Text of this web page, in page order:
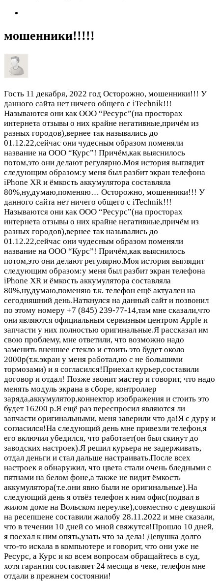
мошенники!!!!!
Гость 11 декабря, 2022 год Осторожно, мошенники!!! У
данного сайта нет ничего общего с iTechnik!!!
Называются они как ООО “Ресурс”(на просторах
интернета отзывы о них крайне негативные,причём из
разных городов),вернее так назывались до
01.12.22,сейчас они чудесным образом поменяли
название на ООО “Курс”! Причём,как выяснилось
потом,это они делают регулярно.Моя история выглядит
следующим образом:у меня был разбит экран телефона
iPhone XR и ёмкость аккумулятора составляла
80%,ну,думаю,поменяю… Осторожно, мошенники!!! У
данного сайта нет ничего общего с iTechnik!!!
Называются они как ООО “Ресурс”(на просторах
интернета отзывы о них крайне негативные,причём из
разных городов),вернее так назывались до
01.12.22,сейчас они чудесным образом поменяли
название на ООО “Курс”! Причём,как выяснилось
потом,это они делают регулярно.Моя история выглядит
следующим образом:у меня был разбит экран телефона
iPhone XR и ёмкость аккумулятора составляла
80%,ну,думаю,поменяю т.к. телефон ещё актуален на
сегодняшний день.Наткнулся на данный сайт и позвонил
по этому номеру +7 (845) 239-77-14,там мне сказали,что
они являются официальным сервизным центром Apple и
запчасти у них полностью оригинальные.Я рассказал им
свою проблему, мне ответили, что возможно надо
заменить внешнее стекло и стоить это будет около
2000р(т.к.экран у меня работал,но с не большими
тормозами) и я согласился!Приехал курьер,составили
договор и отдал! Позже звонит мастер и говорит, что надо
менять модуль экрана в сборе, контроллер
заряда,аккумулятор,коннектор изображения и стоить это
будет 16200 р.Я ещё раз переспросил являются ли
запчасти оригинальными, меня заверили что да!Я с дуру и
согласился!На следующий день мне привезли телефон,я
его включил убедился, что работает(он был скинут до
заводских настроек).Я решил курьера не задерживать,
отдал деньги и стал дальше настраивать.После всех
настроек я обнаружил, что цвета стали очень бледными с
пятнами на белом фоне,а также не видит ёмкость
аккумулятора(т.е.они явно были не оригинальные).На
следующий день я отвёз телефон к ним офис(подвал в
жилом доме на Вольском переулке),совместно с девушкой
на ресепшене составили жалобу 28.11.2022 и мне сказали,
что в течении 10 дней со мной свяжутся!Прошло 10 дней,
я поехал к ним опять,узать что за дела! Девушка долго
что-то искала в компьютере и говорит, что они уже не
Ресурс, а Курс и ко всем вопросам обращайтесь в суд,
хотя гарантия составляет 24 месяца в чеке, телефон мне
отдали в прежнем состоянии!